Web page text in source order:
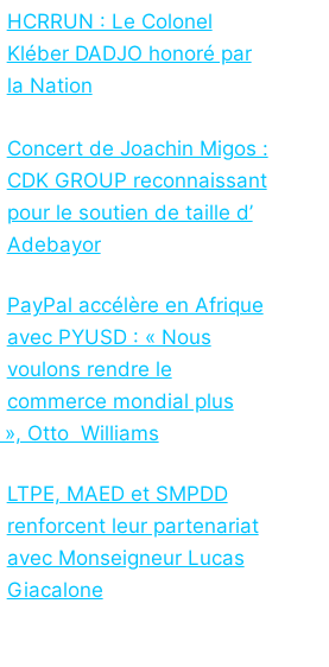
HCRRUN : Le Colonel
Kléber DADJO honoré par
la Nation
Concert de Joachin Migos :
CDK GROUP reconnaissant
pour le soutien de taille d’
Adebayor
PayPal accélère en Afrique
avec PYUSD : « Nous
voulons rendre le
commerce mondial plus
Otto Williams
LTPE, MAED et SMPDD
renforcent leur partenariat
avec Monseigneur Lucas
Giacalone